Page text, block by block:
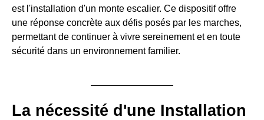
est l'installation d'un monte escalier. Ce dispositif offre
une réponse concrète aux défis posés par les marches,
permettant de continuer à vivre sereinement et en toute
sécurité dans un environnement familier.
La nécessité d'une Installation